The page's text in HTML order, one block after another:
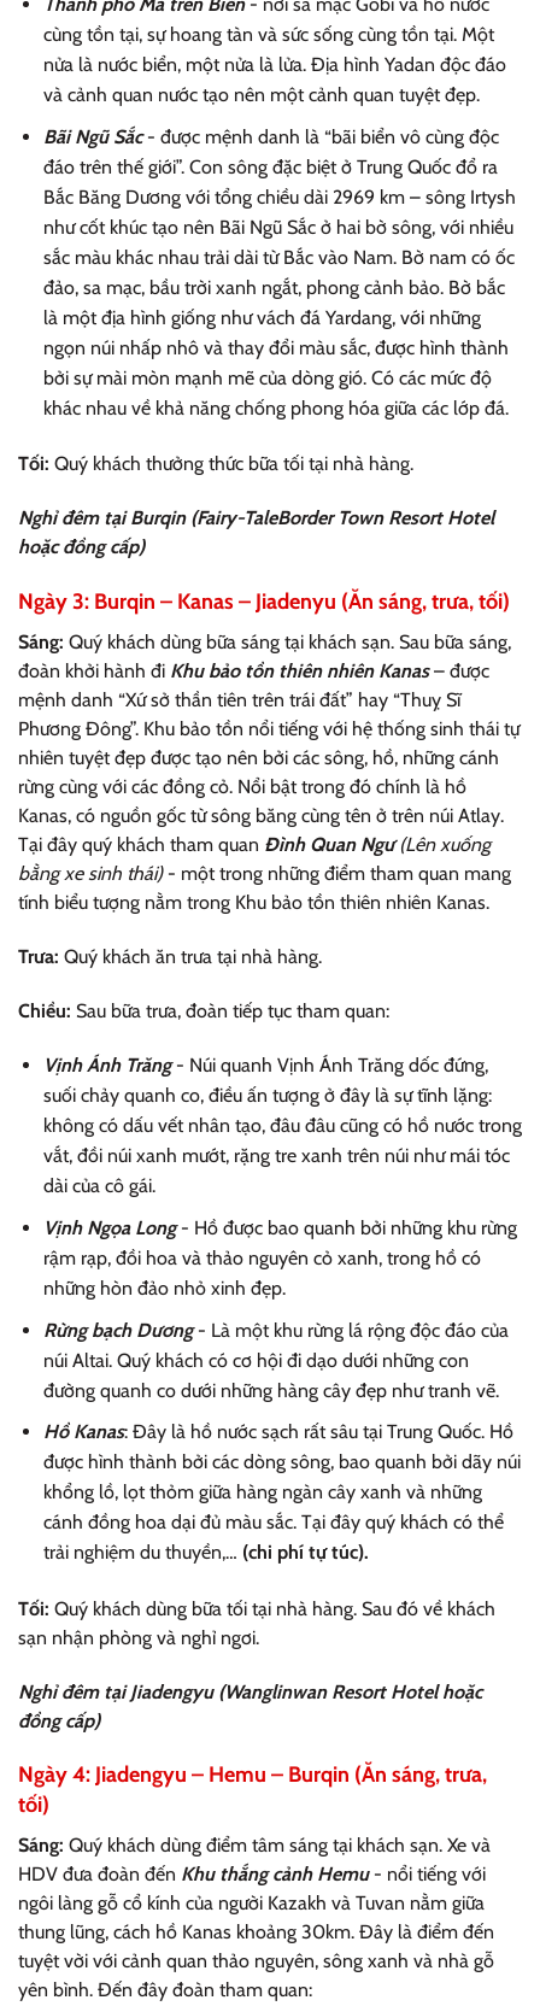
cùng tồn tại, sự hoang tàn và sức sống cùng tồn tại. Một
nửa là nước biển, một nửa là lửa. Địa hình Yadan độc đáo
và cảnh quan nước tạo nên một cảnh quan tuyệt đẹp.
Bãi Ngũ Sắc- được mệnh danh là “bãi biển vô cùng độc
đáo trên thế giới”. Con sông đặc biệt ở Trung Quốc đổ ra
Bắc Băng Dương với tổng chiều dài 2969 km – sông Irtysh
như cốt khúc tạo nên Bãi Ngũ Sắc ở hai bờ sông, với nhiều
sắc màu khác nhau trải dài từ Bắc vào Nam. Bờ nam có ốc
đảo, sa mạc, bầu trời xanh ngắt, phong cảnh bảo. Bờ bắc
là một địa hình giống như vách đá Yardang, với những
ngọn núi nhấp nhô và thay đổi màu sắc, được hình thành
bởi sự mài mòn mạnh mẽ của dòng gió. Có các mức độ
khác nhau về khả năng chống phong hóa giữa các lớp đá.
Tối: Quý khách thưởng thức bữa tối tại nhà hàng.
Nghỉ đêm tại Burqin (Fairy-TaleBorder Town Resort Hotel
hoặc đồng cấp)
Ngày 3: Burqin – Kanas – Jiadenyu (Ăn sáng, trưa, tối)
Sáng: Quý khách dùng bữa sáng tại khách sạn. Sau bữa sáng,
đoàn khởi hành đi Khu bảo tồn thiên nhiên Kanas– được
mệnh danh “Xứ sở thần tiên trên trái đất” hay “Thuỵ Sĩ
Phương Đông”. Khu bảo tồn nổi tiếng với hệ thống sinh thái tự
nhiên tuyệt đẹp được tạo nên bởi các sông, hồ, những cánh
rừng cùng với các đồng cỏ. Nổi bật trong đó chính là hồ
Kanas, có nguồn gốc từ sông băng cùng tên ở trên núi Atlay.
Tại đây quý khách tham quan Đình Quan Ngư (Lên xuống
bằng xe sinh thái)- một trong những điểm tham quan mang
tính biểu tượng nằm trong Khu bảo tồn thiên nhiên Kanas.
Trưa: Quý khách ăn trưa tại nhà hàng.
Chiều: Sau bữa trưa, đoàn tiếp tục tham quan:
Vịnh Ánh Trăng- Núi quanh Vịnh Ánh Trăng dốc đứng,
suối chảy quanh co, điều ấn tượng ở đây là sự tĩnh lặng:
không có dấu vết nhân tạo, đâu đâu cũng có hồ nước trong
vắt, đồi núi xanh mướt, rặng tre xanh trên núi như mái tóc
dài của cô gái.
Vịnh Ngọa Long- Hồ được bao quanh bởi những khu rừng
rậm rạp, đồi hoa và thảo nguyên cỏ xanh, trong hồ có
những hòn đảo nhỏ xinh đẹp.
Rừng bạch Dương- Là một khu rừng lá rộng độc đáo của
núi Altai. Quý khách có cơ hội đi dạo dưới những con
đường quanh co dưới những hàng cây đẹp như tranh vẽ.
Hồ Kanas: Đây là hồ nước sạch rất sâu tại Trung Quốc. Hồ
được hình thành bởi các dòng sông, bao quanh bởi dãy núi
khổng lồ, lọt thỏm giữa hàng ngàn cây xanh và những
cánh đồng hoa dại đủ màu sắc. Tại đây quý khách có thể
trải nghiệm du thuyền,… (chi phí tự túc).
Tối: Quý khách dùng bữa tối tại nhà hàng. Sau đó về khách
sạn nhận phòng và nghỉ ngơi.
Nghỉ đêm tại Jiadengyu (Wanglinwan Resort Hotel hoặc
đồng cấp)
Ngày 4: Jiadengyu – Hemu – Burqin (Ăn sáng, trưa,
tối)
Sáng: Quý khách dùng điểm tâm sáng tại khách sạn. Xe và
HDV đưa đoàn đến Khu thắng cảnh Hemu- nổi tiếng với
ngôi làng gỗ cổ kính của người Kazakh và Tuvan nằm giữa
thung lũng, cách hồ Kanas khoảng 30km. Đây là điểm đến
tuyệt vời với cảnh quan thảo nguyên, sông xanh và nhà gỗ
yên bình. Đến đây đoàn tham quan: